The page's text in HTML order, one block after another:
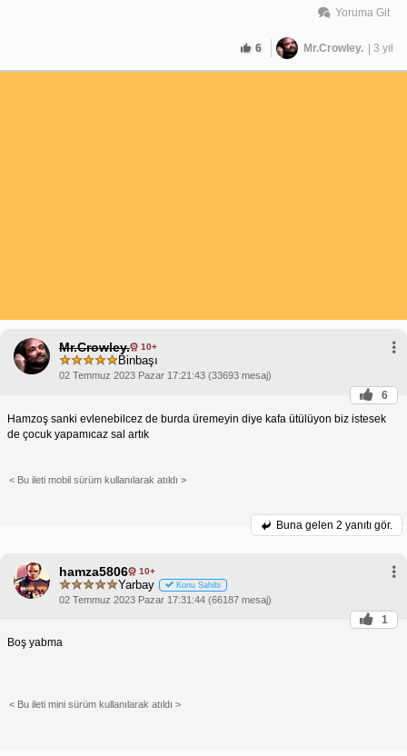
Yoruma Git
6 Mr.Crowley. | 3 yıl
Mr.Crowley. 10+
Binbaşı
02 Temmuz 2023 Pazar 17:21:43 (33693 mesaj)
6
Hamzoş sanki evlenebilcez de burda üremeyin diye kafa ütülüyon biz istesek
de çocuk yapamıcaz sal artık
< Bu ileti mobil sürüm kullanılarak atıldı >
Buna gelen 2 yanıtı gör.
hamza5806 10+
Yarbay Konu Sahibi
02 Temmuz 2023 Pazar 17:31:44 (66187 mesaj)
1
Boş yabma
< Bu ileti mini sürüm kullanılarak atıldı >